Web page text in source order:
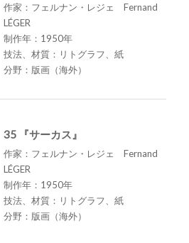
作家：フェルナン・レジェ Fernand
LÉGER
制作年：1950年
技法、材質：リトグラフ、紙
分野：版画（海外）
35 『サーカス』
作家：フェルナン・レジェ Fernand
LÉGER
制作年：1950年
技法、材質：リトグラフ、紙
分野：版画（海外）